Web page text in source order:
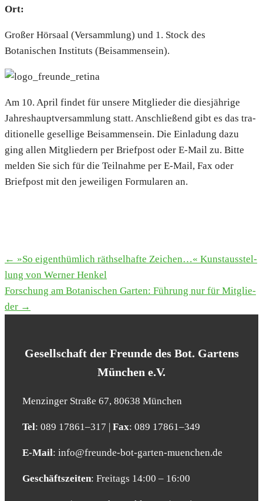
Ort:
Großer Hörsaal (Versammlung) und 1. Stock des
Botanischen Instituts (Beisammensein).
Am 10. April fin­det für unse­re Mit­glie­der die dies­jäh­ri­ge
Jah­res­haupt­ver­samm­lung statt. Anschlie­ßend gibt es das tra­
di­tio­nel­le gesel­li­ge Bei­sam­men­sein. Die Ein­la­dung dazu
ging allen Mit­glie­dern per Brief­post oder E‑Mail zu. Bit­te
mel­den Sie sich für die Teil­nah­me per E‑Mail, Fax oder
Brief­post mit den jewei­li­gen For­mu­la­ren an.
TERMINE
NAVIGATION
← »So eigent­hüm­lich räth­sel­haf­te Zei­chen…« Kunst­aus­stel­
lung von Wer­ner Hen­kel
For­schung am Bota­ni­schen Gar­ten: Füh­rung nur für Mit­glie­
der →
Gesell­schaft der Freun­de des Bot. Gar­tens
Mün­chen e.V.
Men­zin­ger Stra­ße 67, 80638 Mün­chen
Tel: 089 17861–317 | Fax: 089 17861–349
E‑Mail: info@​freunde-​bot-​garten-​muenchen.​de
Geschäfts­zei­ten: Frei­tags 14:00 – 16:00